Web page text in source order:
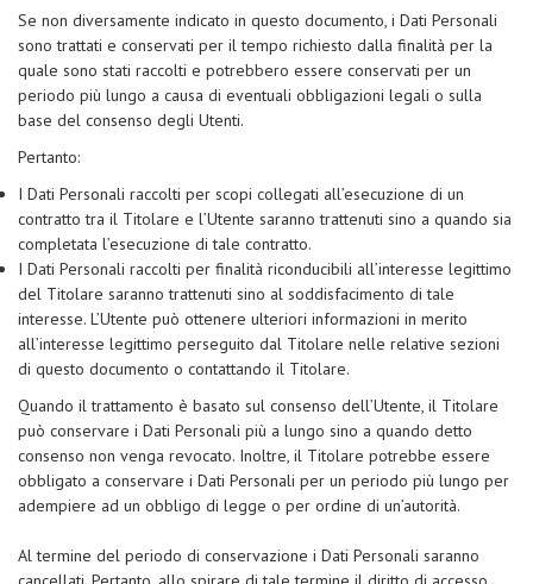
Se non diversamente indicato in questo documento, i Dati Personali
sono trattati e conservati per il tempo richiesto dalla finalità per la
quale sono stati raccolti e potrebbero essere conservati per un
periodo più lungo a causa di eventuali obbligazioni legali o sulla
base del consenso degli Utenti.
Pertanto:
I Dati Personali raccolti per scopi collegati all’esecuzione di un
contratto tra il Titolare e l’Utente saranno trattenuti sino a quando sia
completata l’esecuzione di tale contratto.
I Dati Personali raccolti per finalità riconducibili all’interesse legittimo
del Titolare saranno trattenuti sino al soddisfacimento di tale
interesse. L’Utente può ottenere ulteriori informazioni in merito
all’interesse legittimo perseguito dal Titolare nelle relative sezioni
di questo documento o contattando il Titolare.
Quando il trattamento è basato sul consenso dell’Utente, il Titolare
può conservare i Dati Personali più a lungo sino a quando detto
consenso non venga revocato. Inoltre, il Titolare potrebbe essere
obbligato a conservare i Dati Personali per un periodo più lungo per
adempiere ad un obbligo di legge o per ordine di un’autorità.
Al termine del periodo di conservazione i Dati Personali saranno